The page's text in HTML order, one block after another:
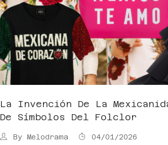
La Invención De La
De Símbolos Del Folclor
By Melodrama
04/01/2026